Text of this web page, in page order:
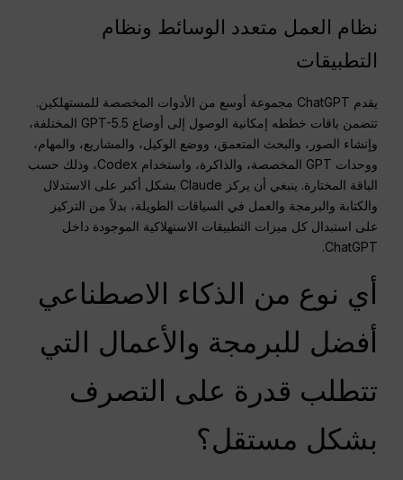
نظام العمل متعدد الوسائط ونظام
التطبيقات
يقدم ChatGPT مجموعة أوسع من الأدوات المخصصة للمستهلكين.
تتضمن باقات خططه إمكانية الوصول إلى أوضاع GPT-5.5 المختلفة،
وإنشاء الصور، والبحث المتعمق، ووضع الوكيل، والمشاريع، والمهام،
ووحدات GPT المخصصة، والذاكرة، واستخدام Codex، وذلك حسب
الباقة المختارة. ينبغي أن يركز Claude بشكل أكبر على الاستدلال
والكتابة والبرمجة والعمل في السياقات الطويلة، بدلاً من التركيز
على استبدال كل ميزات التطبيقات الاستهلاكية الموجودة داخل
ChatGPT.
أي نوع من الذكاء الاصطناعي
أفضل للبرمجة والأعمال التي
تتطلب قدرة على التصرف
بشكل مستقل؟